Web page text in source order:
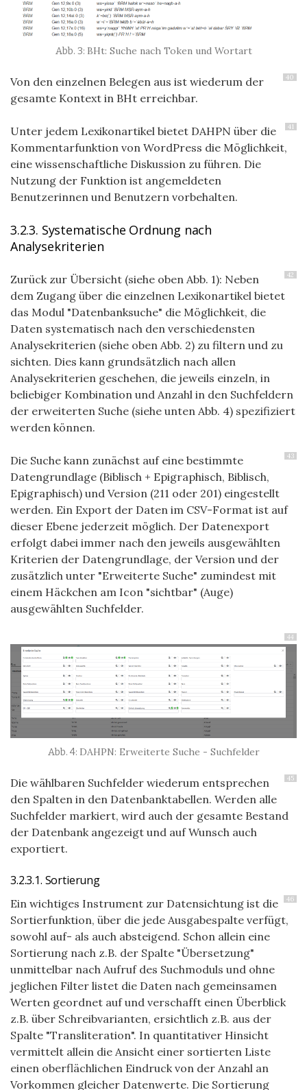
BHt: Suche nach Token und Wortart
40
Von den einzelnen Belegen aus ist wiederum der
gesamte Kontext in BHt erreichbar.
41
Unter jedem Lexikonartikel bietet DAHPN über die
Kommentarfunktion von WordPress die Möglichkeit,
eine wissenschaftliche Diskussion zu führen. Die
Nutzung der Funktion ist angemeldeten
Benutzerinnen und Benutzern vorbehalten.
3.2.3. Systematische Ordnung nach
Analysekriterien
42
Zurück zur Übersicht (siehe oben Abb. 1): Neben
dem Zugang über die einzelnen Lexikonartikel bietet
das Modul "Datenbanksuche" die Möglichkeit, die
Daten systematisch nach den verschiedensten
Analysekriterien (siehe oben Abb. 2) zu filtern und zu
sichten. Dies kann grundsätzlich nach allen
Analysekriterien geschehen, die jeweils einzeln, in
beliebiger Kombination und Anzahl in den Suchfeldern
der erweiterten Suche (siehe unten Abb. 4) spezifiziert
werden können.
43
Die Suche kann zunächst auf eine bestimmte
Datengrundlage (Biblisch + Epigraphisch, Biblisch,
Epigraphisch) und Version (211 oder 201) eingestellt
werden. Ein Export der Daten im CSV-Format ist auf
dieser Ebene jederzeit möglich. Der Datenexport
erfolgt dabei immer nach den jeweils ausgewählten
Kriterien der Datengrundlage, der Version und der
zusätzlich unter "Erweiterte Suche" zumindest mit
einem Häckchen am Icon "sichtbar" (Auge)
ausgewählten Suchfelder.
44
DAHPN: Erweiterte Suche - Suchfelder
45
Die wählbaren Suchfelder wiederum entsprechen
den Spalten in den Datenbanktabellen. Werden alle
Suchfelder markiert, wird auch der gesamte Bestand
der Datenbank angezeigt und auf Wunsch auch
exportiert.
3.2.3.1. Sortierung
46
Ein wichtiges Instrument zur Datensichtung ist die
Sortierfunktion, über die jede Ausgabespalte verfügt,
sowohl auf- als auch absteigend. Schon allein eine
Sortierung nach z.B. der Spalte "Übersetzung"
unmittelbar nach Aufruf des Suchmoduls und ohne
jeglichen Filter listet die Daten nach gemeinsamen
Werten geordnet auf und verschafft einen Überblick
z.B. über Schreibvarianten, ersichtlich z.B. aus der
Spalte "Transliteration". In quantitativer Hinsicht
vermittelt allein die Ansicht einer sortierten Liste
einen oberflächlichen Eindruck von der Anzahl an
Vorkommen gleicher Datenwerte. Die Sortierung